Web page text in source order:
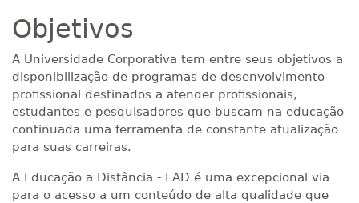
Objetivos
A Universidade Corporativa tem entre seus objetivos a
disponibilização de programas de desenvolvimento
profissional destinados a atender profissionais,
estudantes e pesquisadores que buscam na educação
continuada uma ferramenta de constante atualização
para suas carreiras.
A Educação a Distância - EAD é uma excepcional via
para o acesso a um conteúdo de alta qualidade que